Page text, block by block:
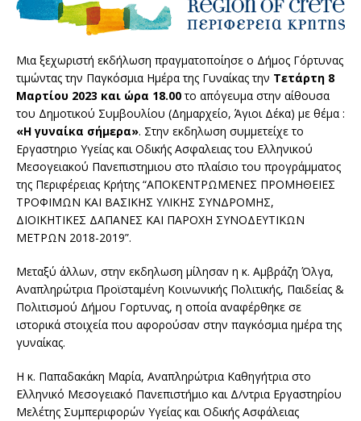
Μια ξεχωριστή εκδήλωση πραγματοποίησε ο Δήμος Γόρτυνας
τιμώντας την Παγκόσμια Ημέρα της Γυναίκας την Τετάρτη 8
Μαρτίου 2023 και ώρα 18.00το απόγευμα στην αίθουσα
του Δημοτικού Συμβουλίου (Δημαρχείο, Άγιοι Δέκα) με θέμα :
«Η γυναίκα σήμερα». Στην εκδηλωση συμμετείχε το
Εργαστηριο Υγείας και Οδικής Ασφαλειας του Ελληνικού
Μεσογειακού Πανεπιστημιου στο πλαίσιο του προγράμματος
της Περιφέρειας Κρήτης “ΑΠΟΚΕΝΤΡΩΜΕΝΕΣ ΠΡΟΜΗΘΕΙΕΣ
ΤΡΟΦΙΜΩΝ ΚΑΙ ΒΑΣΙΚΗΣ ΥΛΙΚΗΣ ΣΥΝΔΡΟΜΗΣ,
ΔΙΟΙΚΗΤΙΚΕΣ ΔΑΠΑΝΕΣ ΚΑΙ ΠΑΡΟΧΗ ΣΥΝΟΔΕΥΤΙΚΩΝ
ΜΕΤΡΩΝ 2018-2019”.
Μεταξύ άλλων, στην εκδηλωση μίλησαν η κ. Αμβράζη Όλγα,
Αναπληρώτρια Προϊσταμένη Κοινωνικής Πολιτικής, Παιδείας &
Πολιτισμού Δήμου Γορτυνας, η οποία αναφέρθηκε σε
ιστορικά στοιχεία που αφορούσαν στην παγκόσμια ημέρα της
γυναίκας.
Η κ. Παπαδακάκη Μαρία, Αναπληρώτρια Καθηγήτρια στο
Ελληνικό Μεσογειακό Πανεπιστήμιο και Δ/ντρια Εργαστηρίου
Μελέτης Συμπεριφορών Υγείας και Οδικής Ασφάλειας